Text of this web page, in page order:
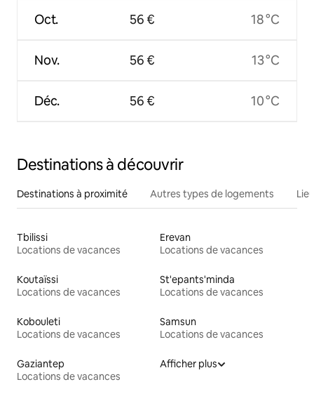
Oct.
Nov.
Déc.
56 €
56 €
56 €
18 °C
13 °C
10 °C
Destinations à découvrir
Destinations à proximité Autres types de logements
Tbilissi
Locations de vacances
Erevan
Locations de vacances
Koutaïssi
Locations de vacances
St'epants'minda
Locations de vacances
Kobouleti
Locations de vacances
Samsun
Locations de vacances
Gaziantep
Locations de vacances
Afficher plus